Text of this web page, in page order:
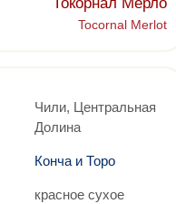
Tocornal Merlot
Чили, Центральная
Долина
Конча и Торо
красное сухое